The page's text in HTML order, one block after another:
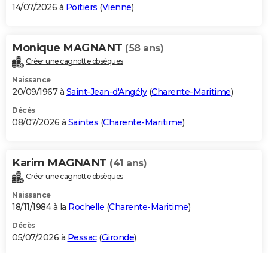
BONS PLANS
Carte de Noël
Carte Bonne année
Carte Saint-Valentin
Carte Pâques
Carte d'anniversaire
DICTIONNAIRE
Dictionnaire
Biographies
Citations
Expressions
Proverbes
PROGRAMME TV
S'inscrire
Se connecter
Lycées
Collèges
Primaires
Universités
Entreprises
Service militaire
Avis de recherche
AVIS DE DÉCÈS
Bricolage
Lifestyle
Culture
Sport
Auto
Television
Voyage
Cinema
14/07/2026 à Poitiers (Vienne)
Monique MAGNANT (58 ans)
Créer une cagnotte obsèques
Naissance
20/09/1967 à Saint-Jean-d'Angély(Charente-Maritime)
Décès
08/07/2026 à Saintes (Charente-Maritime)
Karim MAGNANT (41 ans)
Créer une cagnotte obsèques
Naissance
18/11/1984 à la Rochelle (Charente-Maritime)
Décès
05/07/2026 à Pessac(Gironde)